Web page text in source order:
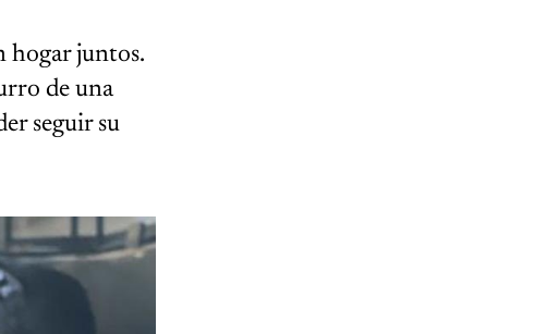
hogar juntos.
de una
seguir su